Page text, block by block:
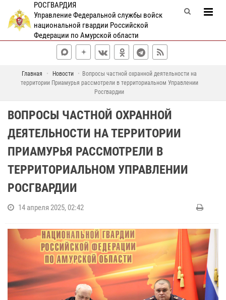
РОСГВАРДИЯ
Управление Федеральной службы войск
национальной гвардии Российской
Федерации по Амурской области
Главная Новости
Вопросы частной охранной деятельности на
территории Приамурья рассмотрели в территориальном Управлении
Росгвардии
ВОПРОСЫ ЧАСТНОЙ ОХРАННОЙ
ДЕЯТЕЛЬНОСТИ НА ТЕРРИТОРИИ
ПРИАМУРЬЯ РАССМОТРЕЛИ В
ТЕРРИТОРИАЛЬНОМ УПРАВЛЕНИИ
РОСГВАРДИИ
14 апреля 2025, 02:42